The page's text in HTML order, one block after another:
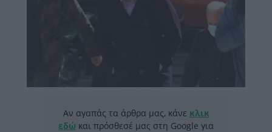
Αν αγαπάς τα άρθρα μας, κάνε κλικ
εδώ και πρόσθεσέ μας στη Google για